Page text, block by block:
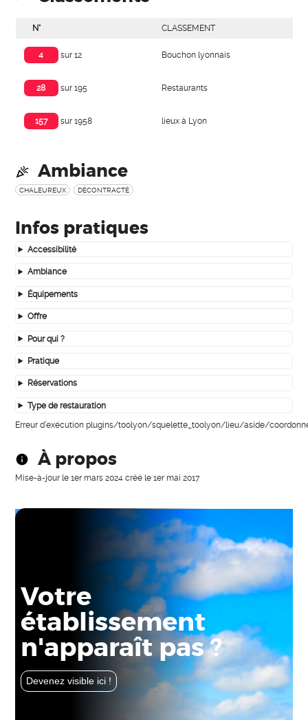
N° CLASSEMENT
4 sur 12 Bouchon lyonnais
28 sur 195 Restaurants
157 sur 1958 lieux à Lyon
Ambiance
CHALEUREUX DÉCONTRACTÉ
Infos pratiques
Accessibilité
Ambiance
Équipements
Offre
Pour qui ?
Pratique
Réservations
Type de restauration
Erreur d’exécution plugins/toolyon/squelette_toolyon/lieu/aside/
À propos
Mise-à-jour le1er mars 2024 créé le1er mai 2017
Votre
établissement
n'apparaît pas ?
Devenez visible ici !